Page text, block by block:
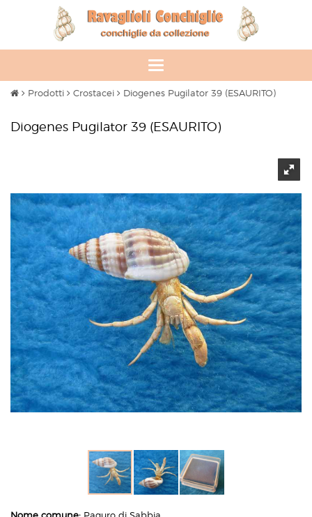
Toggle
navigation
Prodotti Crostacei Diogenes Pugilator 39 (ESAURITO)
Diogenes Pugilator 39 (ESAURITO)